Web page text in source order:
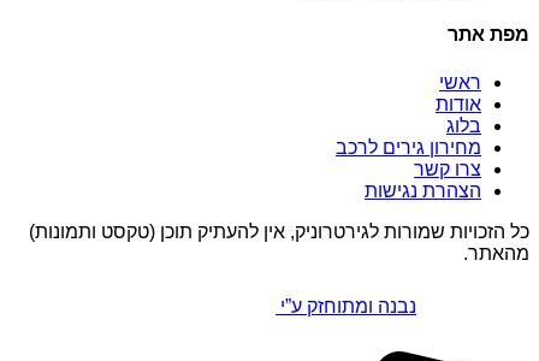
מפת אתר
ראשי
אודות
בלוג
מחירון גירים לרכב
צרו קשר
הצהרת נגישות
כל הזכויות שמורות לגירטרוניק, אין להעתיק תוכן (טקסט ותמונות)
מהאתר.
נבנה ומתוחזק ע”י